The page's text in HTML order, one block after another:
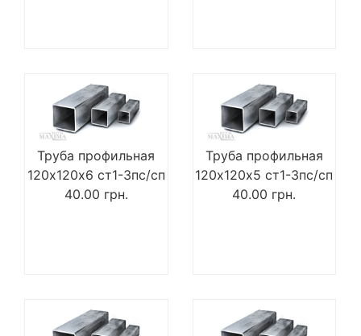
Труба профильная
120х120х6 ст1-3пс/сп
40.00 грн.
Труба профильная
120х120х5 ст1-3пс/сп
40.00 грн.